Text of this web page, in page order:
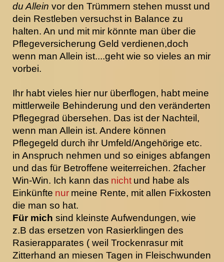
du Allein vor den Trümmern stehen musst und
dein Restleben versuchst in Balance zu
halten. An und mit mir könnte man über die
Pflegeversicherung Geld verdienen,doch
wenn man Allein ist....geht wie so vieles an mir
vorbei.
Ihr habt vieles hier nur überflogen, habt meine
mittlerweile Behinderung und den veränderten
Pflegegrad übersehen. Das ist der Nachteil,
wenn man Allein ist. Andere können
Pflegegeld durch ihr Umfeld/Angehörige etc.
in Anspruch nehmen und so einiges abfangen
und das für Betroffene weiterreichen. 2facher
Win-Win. Ich kann das nicht und habe als
Einkünfte nur meine Rente, mit allen Fixkosten
die man so hat.
Für mich sind kleinste Aufwendungen, wie
z.B das ersetzen von Rasierklingen des
Rasierapparates ( weil Trockenrasur mit
Zitterhand an miesen Tagen in Fleischwunden